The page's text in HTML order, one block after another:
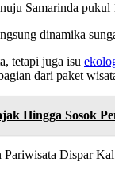
Samarinda
dinamika
tetapi juga isu
dari paket
Hingga Sosok
Pariwisata Dispar